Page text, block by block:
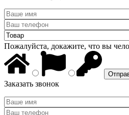
Пожалуйста, докажите, что вы
Заказать звонок